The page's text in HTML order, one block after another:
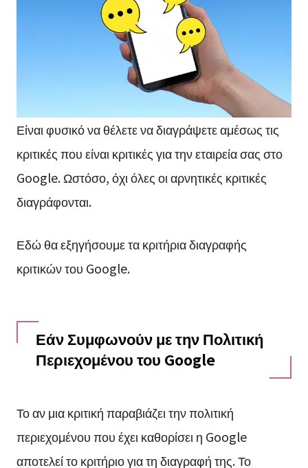
Είναι φυσικό να θέλετε να διαγράψετε αμέσως τις
κριτικές που είναι κριτικές για την εταιρεία σας στο
Google. Ωστόσο, όχι όλες οι αρνητικές κριτικές
διαγράφονται.
Εδώ θα εξηγήσουμε τα κριτήρια διαγραφής
κριτικών του Google.
Εάν Συμφωνούν με την Πολιτική
Περιεχομένου του Google
Το αν μια κριτική παραβιάζει την πολιτική
περιεχομένου που έχει καθορίσει η Google
αποτελεί το κριτήριο για τη διαγραφή της. Το